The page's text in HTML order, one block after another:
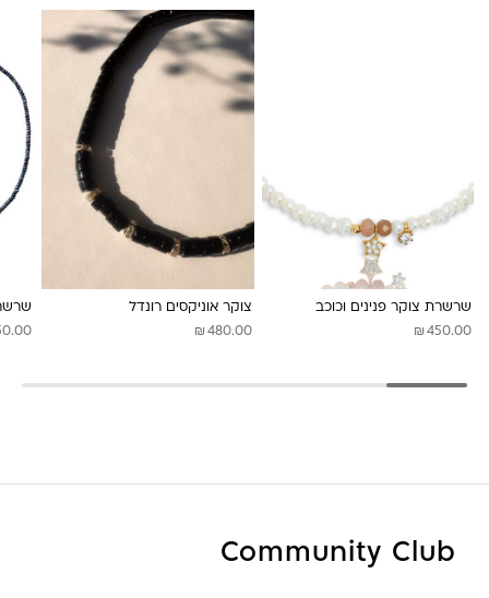
שרשרת צוקר פנינים וכוכב
₪ 450.00
צוקר אוניקסים רונדל
₪ 480.00
Community Club